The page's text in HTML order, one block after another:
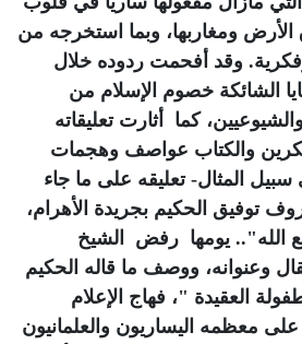
ومغاربها، وبما استخرجه من
وقد أفحمت ردوده خلال
الشائكة خصوم الإسلام من
كما أثارت تعليقاته
والكتاب عواصف وهجمات
سبيل المثال- تعليقه على ما جاء
توفيق الحكيم بجريدة الأهرام،
الله".. يومها رفض الشيخ
وعنوانه، ووصف ما قاله الحكيم
العقيدة "، فهاج الإعلام
معظمه اليساريون والعلمانيون